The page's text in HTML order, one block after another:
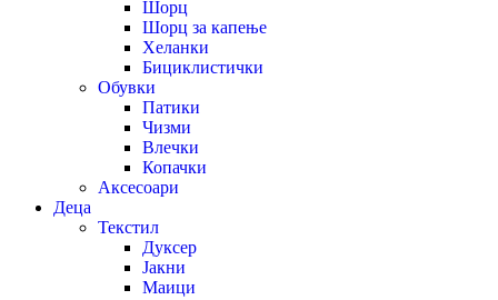
Шорц
Шорц за капење
Хеланки
Бициклистички
Обувки
Патики
Чизми
Влечки
Копачки
Аксесоари
Деца
Текстил
Дуксер
Јакни
Маици